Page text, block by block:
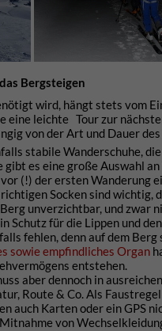
Bergsteigen
wird, hängt stets vom
eine leichte Tour zur
von der Art und Dauer
stabile Wanderschuhe,
es eine große Auswahl
(!) der ersten Wanderung
Socken sind wichtig,
unverzichtbar, und zwar
Schutz für die Lippen und
fehlen, denn auf dem
sowie empfindliches Organ
entstehen.
aber dennoch in
Route & Co. Als
auch Karten oder ein GPS
von